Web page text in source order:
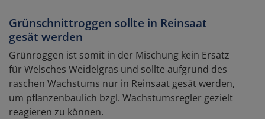
Grünschnittroggen sollte in Reinsaat
gesät werden
Grünroggen ist somit in der Mischung kein Ersatz
für Welsches Weidelgras und sollte aufgrund des
raschen Wachstums nur in Reinsaat gesät werden,
um pflanzenbaulich bzgl. Wachstumsregler gezielt
reagieren zu können.